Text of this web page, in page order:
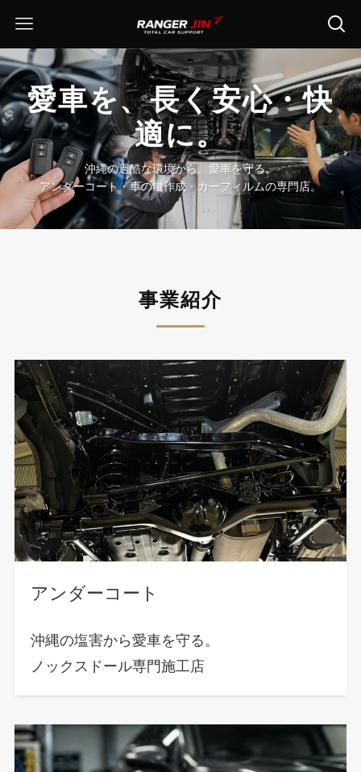
愛車を、長く安心・快
適に。
沖縄の過酷な環境から、愛車を守る。
アンダーコート・車の鍵作成・カーフィルムの専門店。
事業紹介
アンダーコート
沖縄の塩害から愛車を守る。
ノックスドール専門施工店